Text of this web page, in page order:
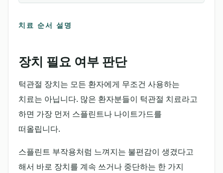
치료 순서 설명
장치 필요 여부 판단
턱관절 장치는 모든 환자에게 무조건 사용하는
치료는 아닙니다. 많은 환자분들이 턱관절 치료라고
하면 가장 먼저 스플린트나 나이트가드를
떠올립니다.
스플린트 부작용처럼 느껴지는 불편감이 생겼다고
해서 바로 장치를 계속 쓰거나 중단하는 한 가지